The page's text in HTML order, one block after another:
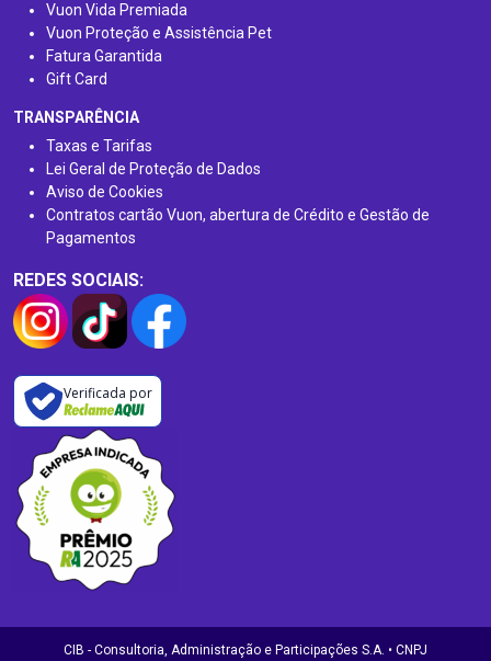
Vuon Vida Premiada
Vuon Proteção e Assistência Pet
Fatura Garantida
Gift Card
TRANSPARÊNCIA
Taxas e Tarifas
Lei Geral de Proteção de Dados
Aviso de Cookies
Contratos cartão Vuon, abertura de Crédito e Gestão de
Pagamentos
REDES SOCIAIS:
Verificada por
CIB - Consultoria, Administração e Participações S.A. • CNPJ